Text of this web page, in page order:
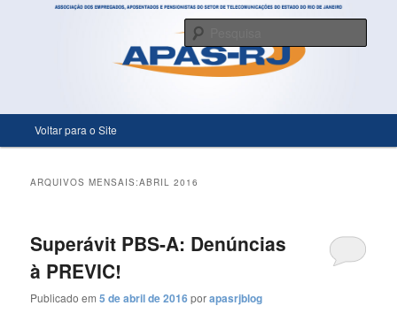
Só mais um site WordPress
Pular para o conteúdo principal
Pular para o conteúdo secundário
Voltar para o Site
ARQUIVOS MENSAIS:ABRIL 2016
Superávit PBS-A: Denúncias
à PREVIC!
Publicado em5 de abril de 2016porapasrjblog